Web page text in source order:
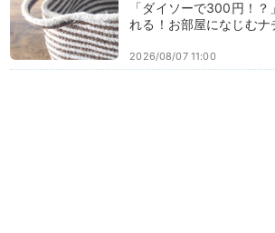
「ダイソーで300円！
れる！お部屋になじむ
2026/08/07 11:00